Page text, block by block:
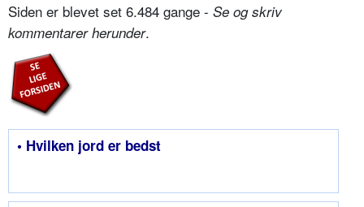
Siden er blevet set 6.484 gange - Se og skriv
kommentarer herunder.
• Hvilken jord er bedst